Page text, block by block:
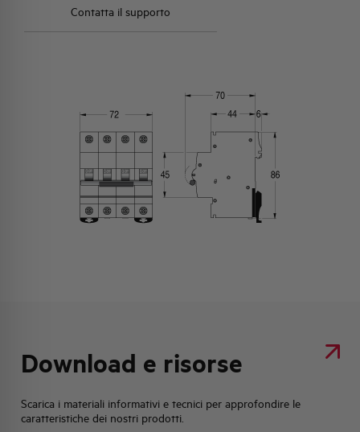
Contatta il supporto
Download e risorse
Scarica i materiali informativi e tecnici per approfondire le
caratteristiche dei nostri prodotti.